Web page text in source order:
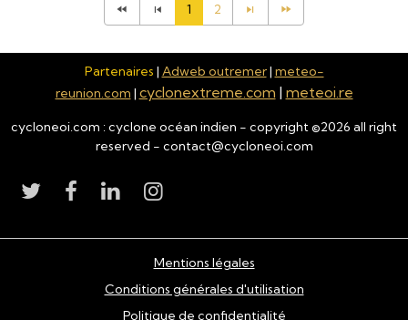
1 2
Partenaires | Adweb outremer| meteo-
reunion.com | cyclonextreme.com | meteoi.re
cycloneoi.com : cyclone océan indien - copyright ©2026 all right
reserved - contact@cycloneoi.com
Mentions légales
Conditions générales d'utilisation
Politique de confidentialité